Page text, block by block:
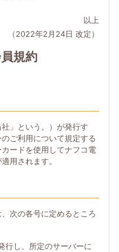
以上
（2022年2月24日 改定）
規約
」という。）が発行す
ご利用について規定する
ードを使用してナフコ電
用されます。
次の各号に定めるところ
行し、所定のサーバーに